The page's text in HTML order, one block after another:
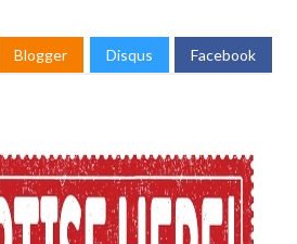
Blogger Disqus Facebook